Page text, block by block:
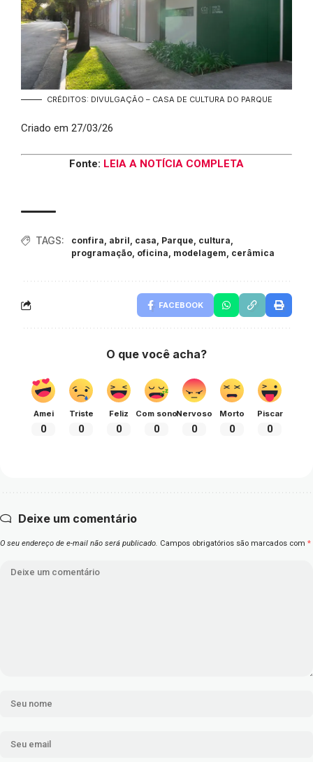
CRÉDITOS: DIVULGAÇÃO – CASA DE CULTURA DO PARQUE
Criado em 27/03/26
Fonte: LEIA A NOTÍCIA COMPLETA
TAGS: confira abril casa Parque cultura
programação oficina modelagem cerâmica
FACEBOOK
O que você acha?
Amei
0
Triste
0
Feliz
0
Com sono
0
Nervoso
0
Morto
0
Piscar
0
Deixe um comentário
O seu endereço de e-mail não será publicado. Campos obrigatórios são marcados com *